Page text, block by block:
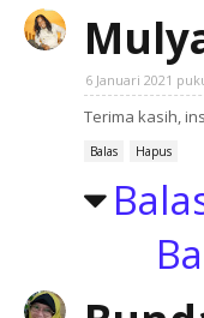
6 Januari 2021
Terima kasih,
Balas Hapus